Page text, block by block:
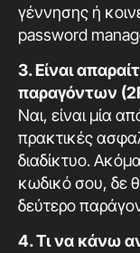
γέννησης ή
password
3. Είναι
παραγόντων
Ναι, είναι μία
πρακτικές
διαδίκτυο.
κωδικό σου, δε
δεύτερο
4. Τι να κάνω